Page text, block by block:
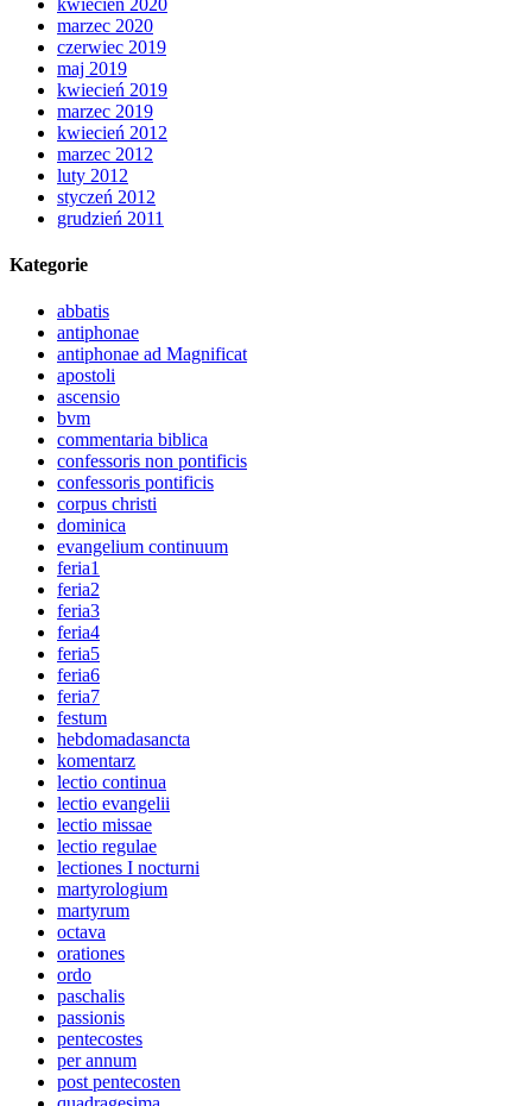
marzec 2020
czerwiec 2019
maj 2019
kwiecień 2019
marzec 2019
kwiecień 2012
marzec 2012
luty 2012
styczeń 2012
grudzień 2011
Kategorie
abbatis
antiphonae
antiphonae ad Magnificat
apostoli
ascensio
bvm
commentaria biblica
confessoris non pontificis
confessoris pontificis
corpus christi
dominica
evangelium continuum
feria1
feria2
feria3
feria4
feria5
feria6
feria7
festum
hebdomadasancta
komentarz
lectio continua
lectio evangelii
lectio missae
lectio regulae
lectiones I nocturni
martyrologium
martyrum
octava
orationes
ordo
paschalis
passionis
pentecostes
per annum
post pentecosten